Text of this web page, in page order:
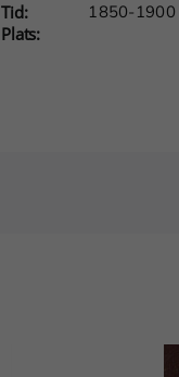
Tid:
1850-1900
Plats: